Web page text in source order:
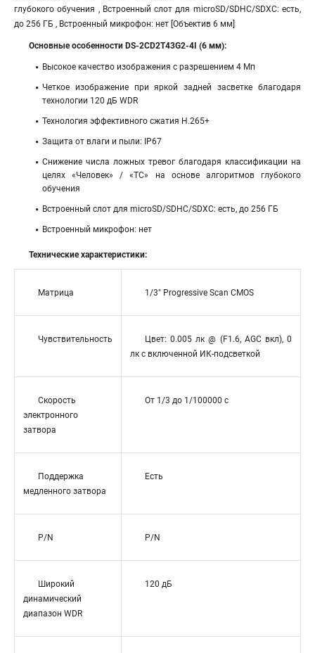
глубокого обучения , Встроенный слот для microSD/SDHC/SDXC: есть,
до 256 ГБ , Встроенный микрофон: нет [Объектив 6 мм]
Основные особенности DS-2CD2T43G2-4I (6 мм):
Высокое качество изображения с разрешением 4 Мп
Четкое изображение при яркой задней засветке благодаря
технологии 120 дБ WDR
Технология эффективного сжатия H.265+
Защита от влаги и пыли: IP67
Снижение числа ложных тревог благодаря классификации на
целях «Человек» / «ТС» на основе алгоритмов глубокого
обучения
Встроенный слот для microSD/SDHC/SDXC: есть, до 256 ГБ
Встроенный микрофон: нет
Технические характеристики:
Матрица 1/3″ Progressive Scan CMOS
Чувствительность
Цвет: 0.005 лк @ (F1.6, AGC вкл), 0
лк с включенной ИК-подсветкой
Скорость
электронного
затвора
От 1/3 до 1/100000 с
Поддержка
медленного затвора
Есть
P/N P/N
Широкий
динамический
диапазон WDR
120 дБ